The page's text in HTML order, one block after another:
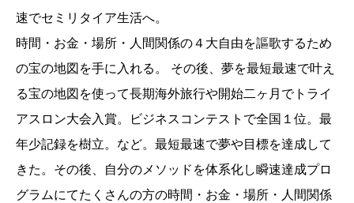
速でセミリタイア生活へ。
時間・お金・場所・人間関係の４大自由を謳歌するため
の宝の地図を手に入れる。 その後、夢を最短最速で叶え
る宝の地図を使って長期海外旅行や開始二ヶ月でトライ
アスロン大会入賞。ビジネスコンテストで全国１位。最
年少記録を樹立。など。最短最速で夢や目標を達成して
きた。その後、自分のメソッドを体系化し瞬速達成プロ
グラムにてたくさんの方の時間・お金・場所・人間関係